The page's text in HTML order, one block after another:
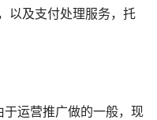
以及支付处理服务，托
运营推广做的一般，现